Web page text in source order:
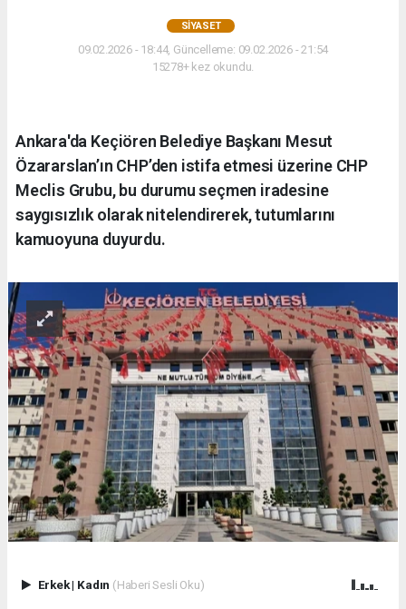
SIYASET
09.02.2026 - 18:44, Güncelleme: 09.02.2026 - 21:54
15278+ kez okundu.
Ankara'da Keçiören Belediye Başkanı Mesut
Özararslan’ın CHP’den istifa etmesi üzerine CHP
Meclis Grubu, bu durumu seçmen iradesine
saygısızlık olarak nitelendirerek, tutumlarını
kamuoyuna duyurdu.
Erkek| Kadın (Haberi Sesli Oku)